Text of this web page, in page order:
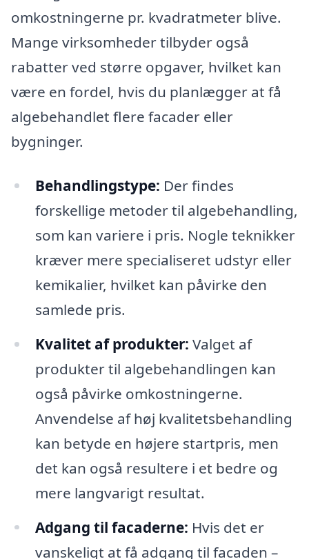
omkostningerne pr. kvadratmeter blive.
Mange virksomheder tilbyder også
rabatter ved større opgaver, hvilket kan
være en fordel, hvis du planlægger at få
algebehandlet flere facader eller
bygninger.
Behandlingstype: Der findes
forskellige metoder til algebehandling,
som kan variere i pris. Nogle teknikker
kræver mere specialiseret udstyr eller
kemikalier, hvilket kan påvirke den
samlede pris.
Kvalitet af produkter: Valget af
produkter til algebehandlingen kan
også påvirke omkostningerne.
Anvendelse af høj kvalitetsbehandling
kan betyde en højere startpris, men
det kan også resultere i et bedre og
mere langvarigt resultat.
Adgang til facaderne: Hvis det er
vanskeligt at få adgang til facaden –